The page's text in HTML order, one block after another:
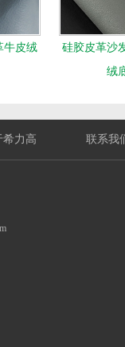
牛皮绒
硅胶皮革沙
绒
希力高 联系我